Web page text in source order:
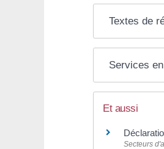
Textes de
Services
Et aussi
Secteurs